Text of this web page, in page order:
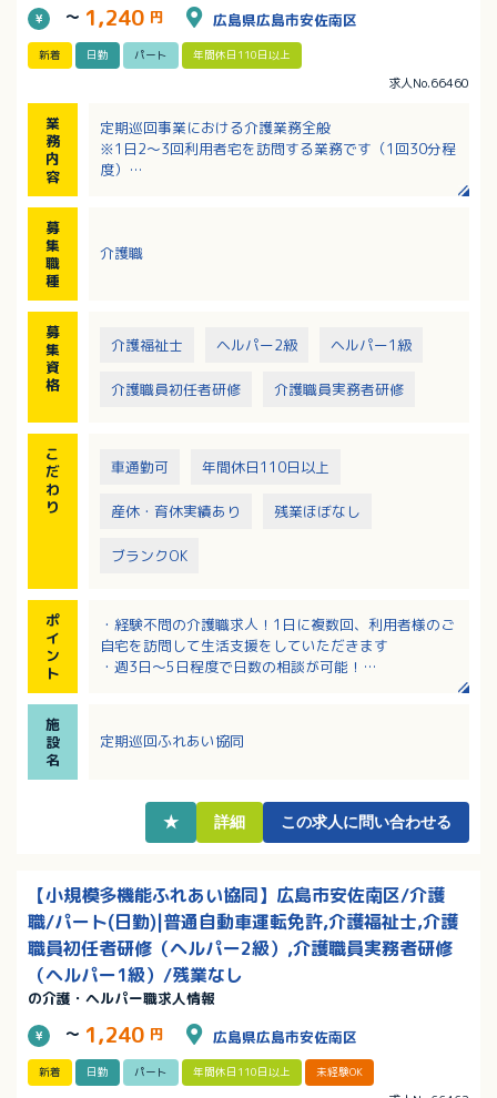
～ 1,240 円 広島県広島市安佐南区
新着 日勤 パート 年間休日110日以上
求人No.66460
業
務
内
容
定期巡回事業における介護業務全般
※1日2～3回利用者宅を訪問する業務です（1回30分程
度）
募
集
職
種
介護職
募
集
資
格
介護福祉士 ヘルパー2級 ヘルパー1級
介護職員初任者研修 介護職員実務者研修
こ
だ
わ
り
車通勤可 年間休日110日以上
産休・育休実績あり 残業ほぼなし
ブランクOK
ポ
イ
ン
ト
・経験不問の介護職求人！1日に複数回、利用者様のご
自宅を訪問して生活支援をしていただきます
・週3日～5日程度で日数の相談が可能！
・土日祝も勤務できる方歓迎！第2土曜、日曜、祝日の
勤務は時給＋200円！
施
設
名
定期巡回ふれあい協同
★ 詳細 この求人に問い合わせる
【小規模多機能ふれあい協同】広島市安佐南区/介護
職/パート(日勤)|普通自動車運転免許,介護福祉士,介護
職員初任者研修（ヘルパー2級）,介護職員実務者研修
（ヘルパー1級）/残業なし
の介護・ヘルパー職求人情報
～ 1,240 円 広島県広島市安佐南区
新着 日勤 パート 年間休日110日以上 未経験OK